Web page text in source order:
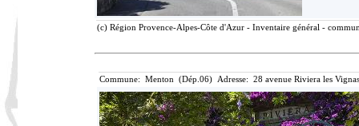
(c) Région Provence-Alpes-Côte d'Azur - Inventaire général -
Commune: Menton (Dép.06) Adresse: 28 avenue Riviera les